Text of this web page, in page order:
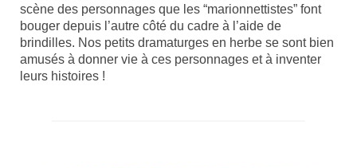
scène des personnages que les “marionnettistes” font
bouger depuis l’autre côté du cadre à l’aide de
brindilles. Nos petits dramaturges en herbe se sont bien
amusés à donner vie à ces personnages et à inventer
leurs histoires !